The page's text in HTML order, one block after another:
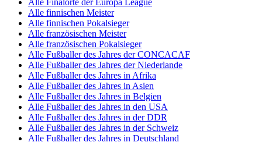
Alle finnischen Meister
Alle finnischen Pokalsieger
Alle französischen Meister
Alle französischen Pokalsieger
Alle Fußballer des Jahres der CONCACAF
Alle Fußballer des Jahres der Niederlande
Alle Fußballer des Jahres in Afrika
Alle Fußballer des Jahres in Asien
Alle Fußballer des Jahres in Belgien
Alle Fußballer des Jahres in den USA
Alle Fußballer des Jahres in der DDR
Alle Fußballer des Jahres in der Schweiz
Alle Fußballer des Jahres in Deutschland